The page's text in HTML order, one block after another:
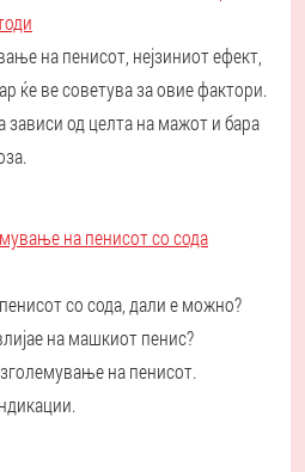
на пенисот, нејзиниот ефект,
ќе ве советува за овие фактори.
зависи од целта на мажот и бара
на пенисот со сода
со сода, дали е можно?
на машкиот пенис?
на пенисот.